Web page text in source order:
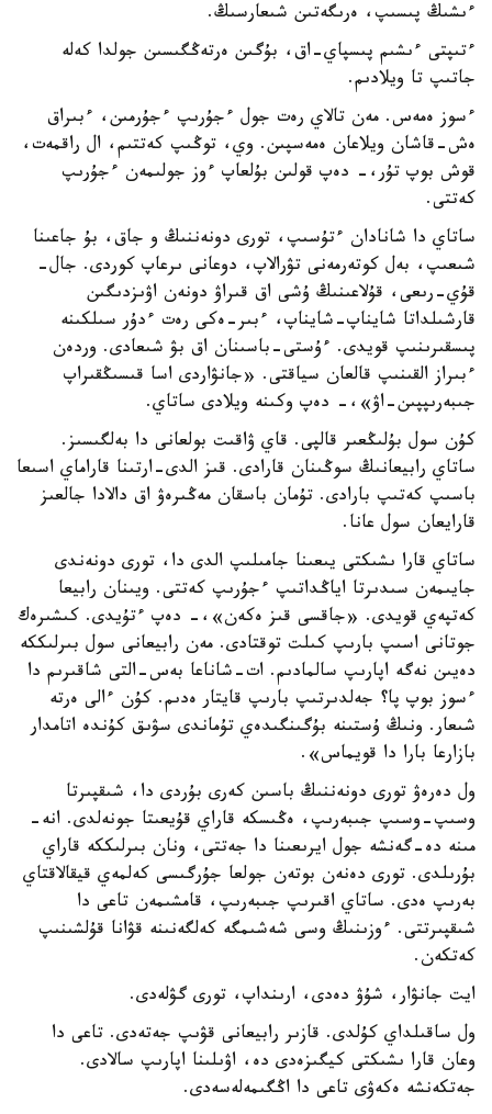
ءىشىڭ پىسىپ، ەرىگەتىن شىعارسىڭ.
ءتىپتى ءىشىم پىسپاي-اق، بۇگىن ەرتەڭگىسىن جولدا كەلە
جاتىپ تا ويلادىم.
ءسوز ەمەس. مەن تالاي رەت جول ءجۇرىپ ءجۇرمىن، ءبىراق
ەش-قاشان ويلاعان ەمەسپىن. وي، توڭىپ كەتتىم، ال راقمەت،
قوش بوپ تۇر،- دەپ قولىن بۇلعاپ ءوز جولىمەن ءجۇرىپ
كەتتى.
ساتاي دا شانادان ءتۇسىپ، تورى دونەننىڭ و جاق، بۇ جاعىنا
شىعىپ، بەل كوتەرمەنى تۋرالاپ، دوعانى ىرعاپ كوردى. جال-
قۇي-رىعى، قۇلاعىنىڭ ۇشى اق قىراۋ دونەن اۋىزدىگىن
قارشىلداتا شايناپ-شايناپ، ءبىر-ەكى رەت ءدۇر سىلكىنە
پىسقىرىنىپ قويدى. ءۇستى-باسىنان اق بۋ شىعادى. وردەن
ءبىراز القىنىپ قالعان سياقتى. «جانۋاردى اسا قىسىڭقىراپ
جىبەرىپپىن-اۋ»،- دەپ وكىنە ويلادى ساتاي.
كۇن سول بۇلىڭعىر قالپى. قاي ۋاقىت بولعانى دا بەلگىسىز.
ساتاي رابيعانىڭ سوڭىنان قارادى. قىز الدى-ارتىنا قاراماي اسىعا
باسىپ كەتىپ بارادى. تۇمان باسقان مەڭىرەۋ اق دالادا جالعىز
قارايعان سول عانا.
ساتاي قارا ىشىكتى يىعىنا جامىلىپ الدى دا، تورى دونەندى
جايىمەن سىدىرتا اياڭداتىپ ءجۇرىپ كەتتى. ويىنان رابيعا
كەتپەي قويدى. «جاقسى قىز ەكەن»،- دەپ ءتۇيدى. كىشىرەك
جوتانى اسىپ بارىپ كىلت توقتادى. مەن رابيعانى سول بىرلىككە
دەيىن نەگە اپارىپ سالمادىم. ات-شاناعا بەس-التى شاقىرىم دا
ءسوز بوپ پا؟ جەلدىرتىپ بارىپ قايتار ەدىم. كۇن ءالى ەرتە
شىعار. ونىڭ ۇستىنە بۇگىنگىدەي تۇماندى سۋىق كۇندە اتامدار
بازارعا بارا دا قويماس».
ول دەرەۋ تورى دونەننىڭ باسىن كەرى بۇردى دا، شىقپىرتا
وسىپ-وسىپ جىبەرىپ، ەڭىسكە قاراي قۇيعىتا جونەلدى. انە-
مىنە دە-گەنشە جول ايرىعىنا دا جەتتى، ونان بىرلىككە قاراي
بۇرىلدى. تورى دەنەن بوتەن جولعا جۇرگىسى كەلمەي قيقالاقتاي
بەرىپ ەدى. ساتاي اقىرىپ جىبەرىپ، قامشىمەن تاعى دا
شىقپىرتتى. ءوزىنىڭ وسى شەشىمگە كەلگەنىنە قۋانا قۇلشىنىپ
كەتكەن.
ايت جانۋار، شۇۋ دەدى، ارىنداپ، تورى گۋلەدى.
ول ساقىلداي كۇلدى. قازىر رابيعانى قۋىپ جەتەدى. تاعى دا
وعان قارا ىشىكتى كيگىزەدى دە، اۋىلىنا اپارىپ سالادى.
جەتكەنشە ەكەۋى تاعى دا اڭگىمەلەسەدى.